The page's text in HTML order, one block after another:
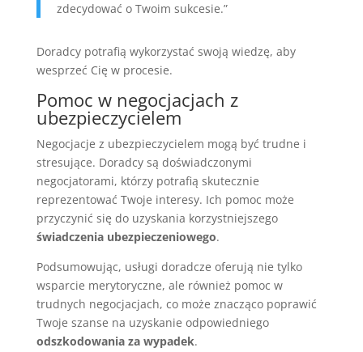
zdecydować o Twoim sukcesie.”
Doradcy potrafią wykorzystać swoją wiedzę, aby
wesprzeć Cię w procesie.
Pomoc w negocjacjach z
ubezpieczycielem
Negocjacje z ubezpieczycielem mogą być trudne i
stresujące. Doradcy są doświadczonymi
negocjatorami, którzy potrafią skutecznie
reprezentować Twoje interesy. Ich pomoc może
przyczynić się do uzyskania korzystniejszego
świadczenia ubezpieczeniowego.
Podsumowując, usługi doradcze oferują nie tylko
wsparcie merytoryczne, ale również pomoc w
trudnych negocjacjach, co może znacząco poprawić
Twoje szanse na uzyskanie odpowiedniego
odszkodowania za wypadek.